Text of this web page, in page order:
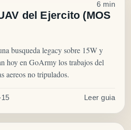
6 min
del Ejercito (MOS
busqueda legacy sobre 15W y
hoy en GoArmy los trabajos del
aereos no tripulados.
Leer guia